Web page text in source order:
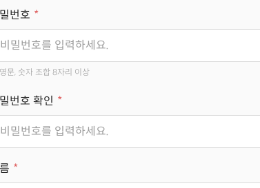
번호
영문, 숫자 조합 8자리 이상
번호 확인